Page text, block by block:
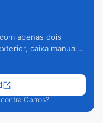
apenas dois
caixa manual
Carros?